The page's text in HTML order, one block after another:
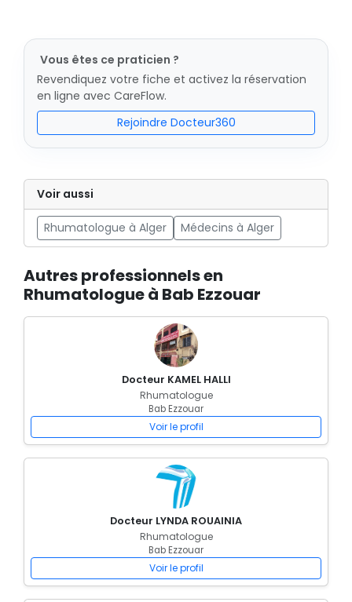
Vous êtes ce praticien ?
Revendiquez votre fiche et activez la réservation
en ligne avec CareFlow.
Rejoindre Docteur360
Voir aussi
Rhumatologue à Alger Médecins à Alger
Autres professionnels en
Rhumatologue à Bab Ezzouar
Docteur KAMEL HALLI
Rhumatologue
Bab Ezzouar
Voir le profil
Docteur LYNDA ROUAINIA
Rhumatologue
Bab Ezzouar
Voir le profil